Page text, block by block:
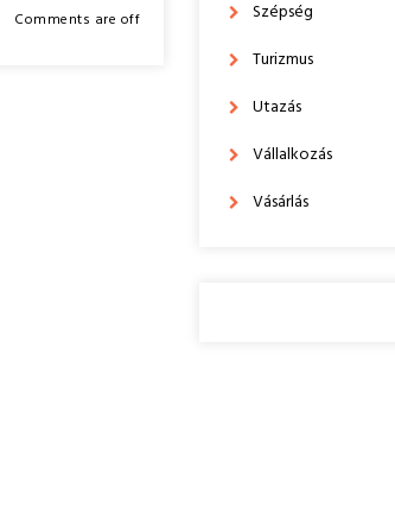
Comments are off
Szépség
Turizmus
Utazás
Vállalkozás
Vásárlás